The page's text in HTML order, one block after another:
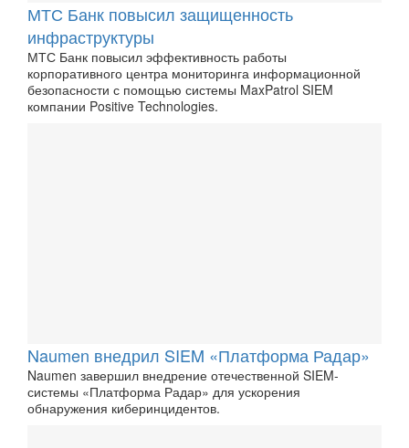
МТС Банк повысил защищенность
инфраструктуры
МТС Банк повысил эффективность работы
корпоративного центра мониторинга информационной
безопасности с помощью системы MaxPatrol SIEM
компании Positive Technologies.
Naumen внедрил SIEM «Платформа Радар»
Naumen завершил внедрение отечественной SIEM-
системы «Платформа Радар» для ускорения
обнаружения киберинцидентов.